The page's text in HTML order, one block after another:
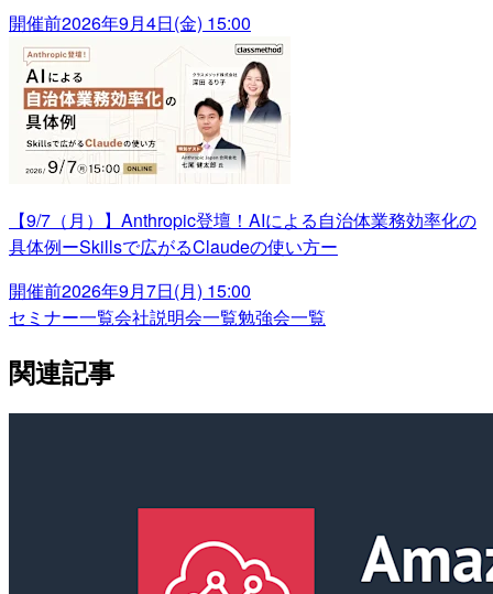
開催前2026年9月4日(金) 15:00
【9/7（月）】Anthropic登壇！AIによる自治体業務効率化の
具体例ーSkillsで広がるClaudeの使い方ー
開催前2026年9月7日(月) 15:00
セミナー一覧会社説明会一覧勉強会一覧
関連記事